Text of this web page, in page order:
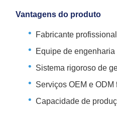
Vantagens do produto
Fabricante
Equipe de
Sistema rigoroso de
Serviços OEM e ODM
Capacidade de